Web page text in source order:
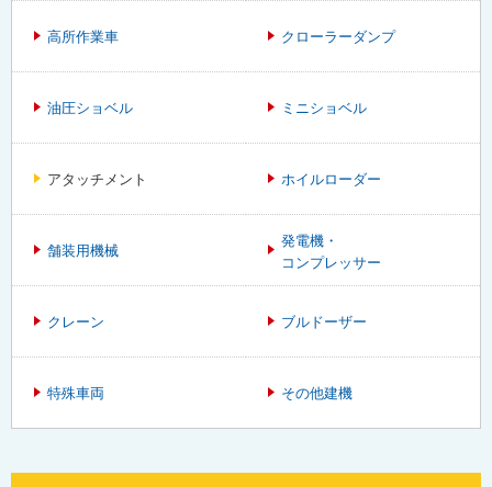
高所作業車 クローラーダンプ
油圧ショベル ミニショベル
アタッチメント ホイルローダー
舗装用機械
発電機・
コンプレッサー
クレーン ブルドーザー
特殊車両 その他建機